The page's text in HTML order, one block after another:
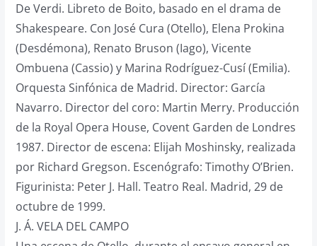
De Verdi. Libreto de Boito, basado en el drama de
Shakespeare. Con José Cura (Otello), Elena Prokina
(Desdémona), Renato Bruson (Iago), Vicente
Ombuena (Cassio) y Marina Rodríguez-Cusí (Emilia).
Orquesta Sinfónica de Madrid. Director: García
Navarro. Director del coro: Martin Merry. Producción
de la Royal Opera House, Covent Garden de Londres
1987. Director de escena: Elijah Moshinsky, realizada
por Richard Gregson. Escenógrafo: Timothy O’Brien.
Figurinista: Peter J. Hall. Teatro Real. Madrid, 29 de
octubre de 1999.
J. Á. VELA DEL CAMPO